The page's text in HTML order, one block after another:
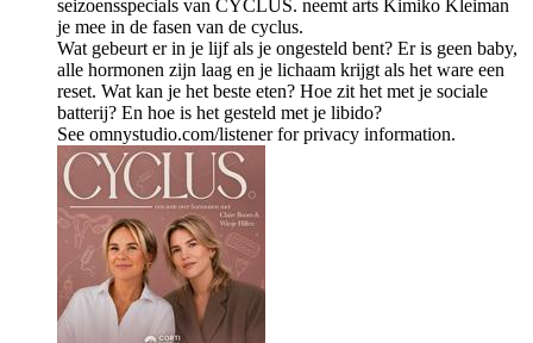
seizoensspecials van CYCLUS. neemt arts Kimiko Kleiman
je mee in de fasen van de cyclus.
Wat gebeurt er in je lijf als je ongesteld bent? Er is geen baby,
alle hormonen zijn laag en je lichaam krijgt als het ware een
reset. Wat kan je het beste eten? Hoe zit het met je sociale
batterij? En hoe is het gesteld met je libido?
See omnystudio.com/listener for privacy information.